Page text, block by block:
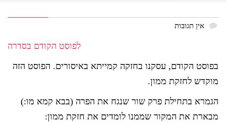
אין תגובות
לפוסט הקודם בסדרה
בפוסט הקודם, עסקנו בחזקה קמייתא באיסורים. הפוסט הזה
מוקדש לחזקת ממון.
הגמרא בתחילת פרק שור שנגח את הפרה (בבא קמא מו:)
מבארת את המקור שממנו לומדים את חזקת ממון: